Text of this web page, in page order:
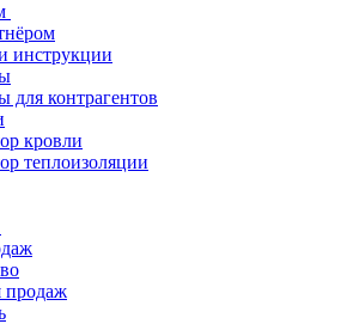
инструкции
для контрагентов
кровли
теплоизоляции
продаж